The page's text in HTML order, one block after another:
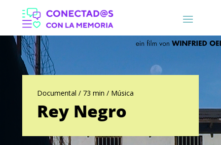
Documental / 73 min / Música
Rey Negro